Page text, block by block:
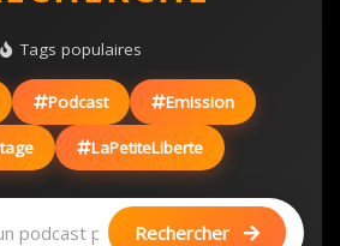
Tags populaires
Podcast Emission
LaPetiteLiberte
Rechercher